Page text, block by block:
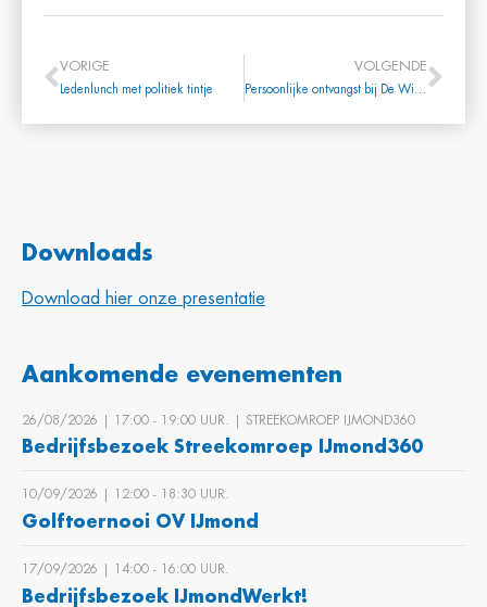
VORIGE
Ledenlunch met politiek tintje
VOLGENDE
Downloads
Download hier onze presentatie
Aankomende evenementen
26/08/2026 | 17:00 ‐ 19:00 UUR. | STREEKOMROEP IJMOND360
Bedrijfsbezoek Streekomroep IJmond360
10/09/2026 | 12:00 ‐ 18:30 UUR.
Golftoernooi OV IJmond
17/09/2026 | 14:00 ‐ 16:00 UUR.
Bedrijfsbezoek IJmondWerkt!